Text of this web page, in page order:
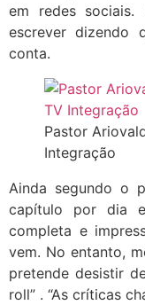
em redes sociais.
escrever dizendo
conta.
Pastor
Integração
Ainda segundo o
capítulo por dia
completa e
vem. No entanto,
pretende desistir
roll” . “As críticas